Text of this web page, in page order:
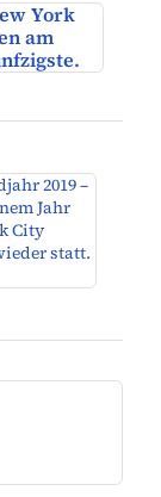
York
am
2019 –
Jahr
City
statt.